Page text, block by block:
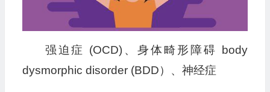
强迫症 (OCD)、身体畸形障碍 body
dysmorphic disorder (BDD）、神经症